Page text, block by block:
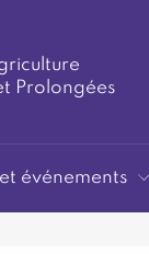
Prolongées
événements